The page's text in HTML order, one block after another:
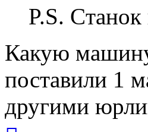
P.S.
Какую
поставили 1
другими